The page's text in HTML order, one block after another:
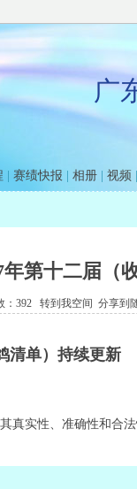
广
赛绩快报 相册 视频
第十二届（
：392 转到我空间 分享到
清单）持续更新
实性、准确性和合